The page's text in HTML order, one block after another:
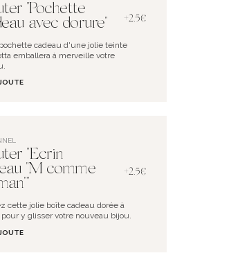
"Pochette
avec dorure"
+2.5€
cadeau d'une jolie teinte
emballera à merveille votre
"Ecrin
"M comme
+2.5€
cette jolie boîte cadeau dorée à
y glisser votre nouveau bijou.